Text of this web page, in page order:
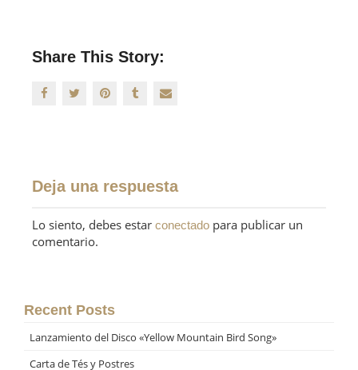
Share This Story:
Deja una respuesta
Lo siento, debes estar conectado para publicar un
comentario.
Recent Posts
Lanzamiento del Disco «Yellow Mountain Bird Song»
Carta de Tés y Postres